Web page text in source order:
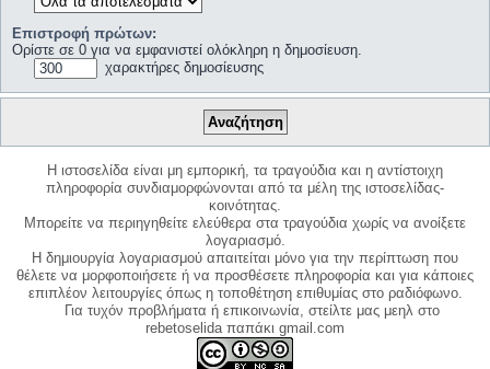
Επιστροφή πρώτων:
Ορίστε σε 0 για να εμφανιστεί ολόκληρη η δημοσίευση.
χαρακτήρες δημοσίευσης
Η ιστοσελίδα είναι μη εμπορική, τα τραγούδια και η αντίστοιχη
πληροφορία συνδιαμορφώνονται από τα μέλη της ιστοσελίδας-
κοινότητας.
Μπορείτε να περιηγηθείτε ελεύθερα στα τραγούδια χωρίς να ανοίξετε
λογαριασμό.
Η δημιουργία λογαριασμού απαιτείται μόνο για την περίπτωση που
θέλετε να μορφοποιήσετε ή να προσθέσετε πληροφορία και για κάποιες
επιπλέον λειτουργίες όπως η τοποθέτηση επιθυμίας στο ραδιόφωνο.
Για τυχόν προβλήματα ή επικοινωνία, στείλτε μας μεηλ στο
rebetoselida παπάκι gmail.com